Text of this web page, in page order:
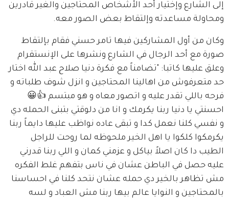
إلى الشارع وإختيار أحد الأشخاص المحتاجين والغير قادرين
ومحاولة مساعدته وإلتقاط بعض الصور معه.
وكان من أول المشاركين فيها تامر حسني فقام بإلتقاط
صورة مع أحد الرجال في الشارع ونشرها على الإنستقرام
وعلق عليها كاتبا: "تضامناً مع فكرة دنيا صلاح عبد الله اختار
حد متعرفوش من اهالينا المحتاجين و انزل شوف طلباته و
فرحه باللي تقدر عليه و اتصور معاه و هو مبتسم 👍😀
احسنتي يا دنيا ربنا يكرمك و انا من دلوقتي بتبنى الحمله دي
و نفسي كلنا نعمل كدا و تبقى عاده نواظب عليها دايماً ربنا
يكرمكوا كلكوا يا اهل الخير ملحوظه لما روحت للراجل
الطيب دا كان اصلاً بياكل و عزمني كمان و اللي ربنا قدرني
عليه حصل في الباطن عشان في ناس بتفهم غلط الفكره
مش تظاهر بالخير دي حمله عشان نتحد كلنا في احساسنا
بالمحتاجين و النوايا عالم بيها ربنا مش العباد و لسه